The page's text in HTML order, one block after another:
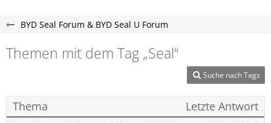
BYD Seal Forum & BYD Seal U Forum
Themen mit dem Tag „Seal“
Suche nach Tags
Thema Letzte Antwort